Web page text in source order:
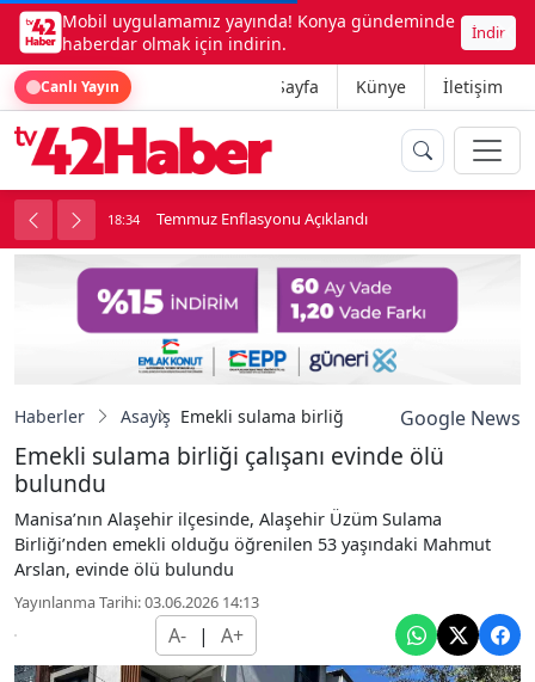
Mobil uygulamamız yayında! Konya gündeminde
haberdar olmak için indirin.
İndir
Canlı Yayın Ana Sayfa Künye İletişim
18:34 Temmuz Enflasyonu Açıklandı
Haberler Asayiş Emekli sulama birliği çalışanı evinde ölü
Google News
Emekli sulama birliği çalışanı evinde ölü
bulundu
Manisa’nın Alaşehir ilçesinde, Alaşehir Üzüm Sulama
Birliği’nden emekli olduğu öğrenilen 53 yaşındaki Mahmut
Arslan, evinde ölü bulundu
Yayınlanma Tarihi: 03.06.2026 14:13
A- | A+